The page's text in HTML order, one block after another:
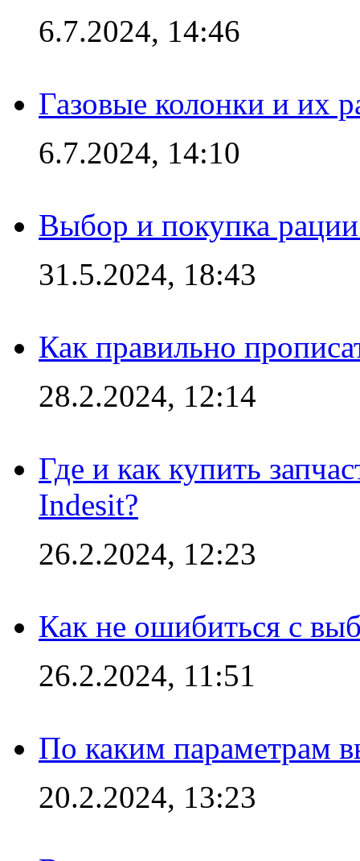
6.7.2024, 14:46
Газовые колонки и их
6.7.2024, 14:10
Выбор и покупка
31.5.2024, 18:43
Как правильно
28.2.2024, 12:14
Где и как купить
Indesit?
26.2.2024, 12:23
Как не ошибиться с
26.2.2024, 11:51
По каким параметрам
20.2.2024, 13:23